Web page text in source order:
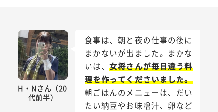
H・Nさん（20
代前半）
食事は、朝と夜の仕事の後に
まかないが出ました。まかな
いは、女将さんが毎日違う料
理を作ってくださいました。
朝ごはんのメニューは、だい
たい納豆やお味噌汁、卵など